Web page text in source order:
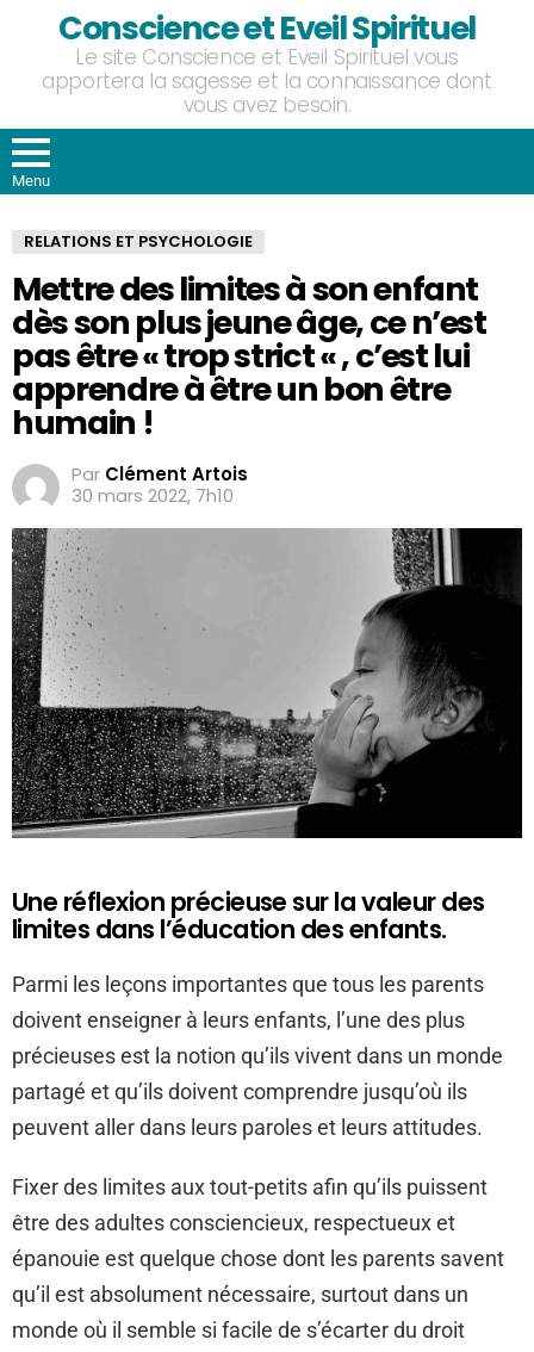
Conscience et Eveil Spirituel
Le site Conscience et Eveil Spirituel vous
apportera la sagesse et la connaissance dont
vous avez besoin.
Menu
RELATIONS ET PSYCHOLOGIE
Mettre des limites à son enfant
dès son plus jeune âge, ce n’est
pas être « trop strict « , c’est lui
apprendre à être un bon être
humain !
Par Clément Artois
30 mars 2022, 7h10
Une réflexion précieuse sur la valeur des
limites dans l’éducation des enfants.
Parmi les leçons importantes que tous les parents
doivent enseigner à leurs enfants, l’une des plus
précieuses est la notion qu’ils vivent dans un monde
partagé et qu’ils doivent comprendre jusqu’où ils
peuvent aller dans leurs paroles et leurs attitudes.
Fixer des limites aux tout-petits afin qu’ils puissent
être des adultes consciencieux, respectueux et
épanouie est quelque chose dont les parents savent
qu’il est absolument nécessaire, surtout dans un
monde où il semble si facile de s’écarter du droit